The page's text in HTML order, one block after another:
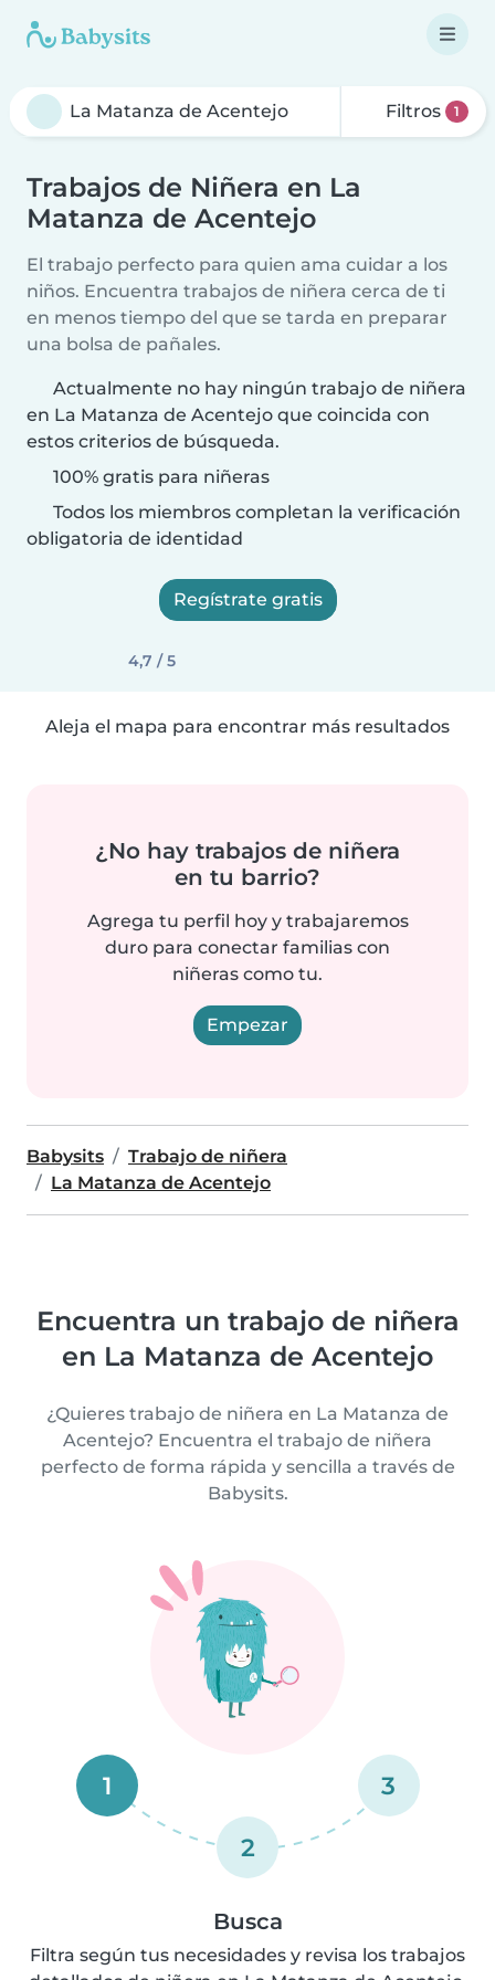
Filtros 1
Trabajos de Niñera en La
Matanza de Acentejo
El trabajo perfecto para quien ama cuidar a los
niños. Encuentra trabajos de niñera cerca de ti
en menos tiempo del que se tarda en preparar
una bolsa de pañales.
Actualmente no hay ningún trabajo de niñera
en La Matanza de Acentejo que coincida con
estos criterios de búsqueda.
100% gratis para niñeras
Todos los miembros completan la verificación
obligatoria de identidad
Regístrate gratis
4,7 / 5
Aleja el mapa para encontrar más resultados
¿No hay trabajos de niñera
en tu barrio?
Agrega tu perfil hoy y trabajaremos
duro para conectar familias con
niñeras como tu.
Empezar
Babysits
Trabajo de niñera
La Matanza de Acentejo
Encuentra un trabajo de niñera
en La Matanza de Acentejo
¿Quieres trabajo de niñera en La Matanza de
Acentejo? Encuentra el trabajo de niñera
perfecto de forma rápida y sencilla a través de
Babysits.
1
2
3
Busca
Filtra según tus necesidades y revisa los trabajos